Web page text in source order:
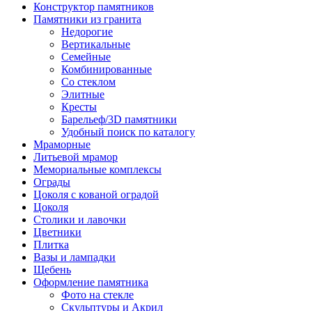
Конструктор памятников
Памятники из гранита
Недорогие
Вертикальные
Семейные
Комбинированные
Со стеклом
Элитные
Кресты
Барельеф/3D памятники
Удобный поиск по каталогу
Мраморные
Литьевой мрамор
Мемориальные комплексы
Ограды
Цоколя с кованой оградой
Цоколя
Столики и лавочки
Цветники
Плитка
Вазы и лампадки
Щебень
Оформление памятника
Фото на стекле
Скульптуры и Акрил